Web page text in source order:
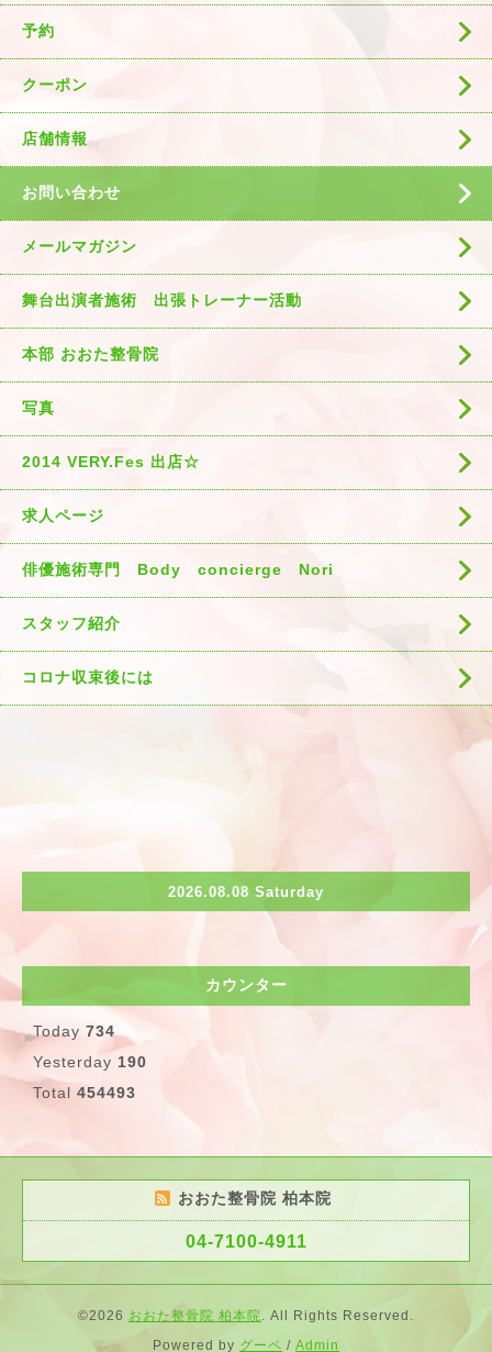
予約
クーポン
店舗情報
お問い合わせ
メールマガジン
舞台出演者施術 出張トレーナー活動
本部 おおた整骨院
写真
2014 VERY.Fes 出店☆
求人ページ
俳優施術専門 Body concierge Nori
スタッフ紹介
コロナ収束後には
2026.08.08 Saturday
カウンター
Today 734
Yesterday 190
Total 454493
おおた整骨院 柏本院
04-7100-4911
©2026 おおた整骨院 柏本院. All Rights Reserved.
Powered by グーペ / Admin